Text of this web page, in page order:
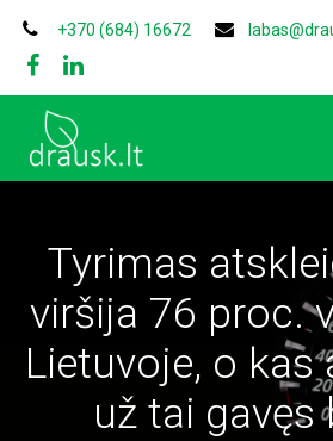
+370 (684) 16672
Tyrimas
viršija 76 proc.
Lietuvoje, o kas
už tai gavęs